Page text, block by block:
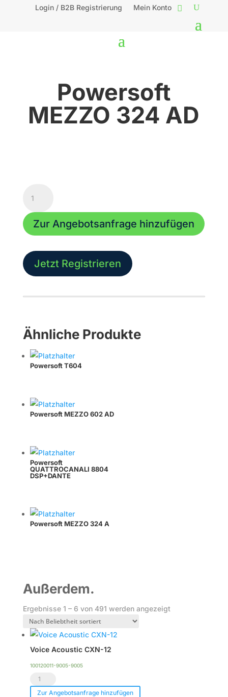
Login / B2B Registrierung Mein Konto
Powersoft
MEZZO 324 AD
MEZZO
324
AD
Menge
Zur Angebotsanfrage hinzufügen
Jetzt Registrieren
Ähnliche Produkte
Powersoft T604
Powersoft MEZZO 602 AD
Powersoft
QUATTROCANALI 8804
DSP+DANTE
Powersoft MEZZO 324 A
Außerdem.
Ergebnisse 1 – 6 von 491 werden angezeigtNach
Voice Acoustic CXN-12
100120011-9005-9005
Voice
Acoustic
Zur Angebotsanfrage hinzufügen